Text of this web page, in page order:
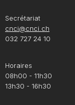
Secrétariat
cnci@cnci.ch
032 727 24 10
Horaires
08h00 - 11h30
13h30 - 16h30